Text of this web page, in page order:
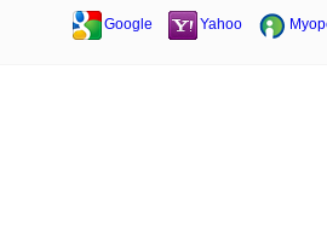
Google Yahoo